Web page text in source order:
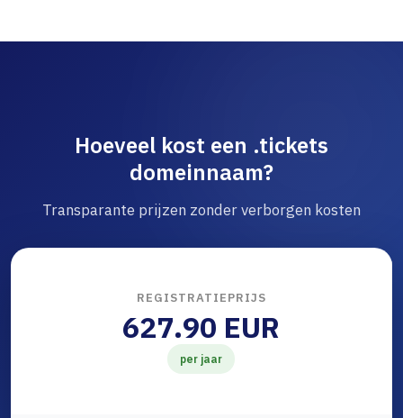
Hoeveel kost een .tickets
domeinnaam?
Transparante prijzen zonder verborgen kosten
REGISTRATIEPRIJS
627.90 EUR
per jaar